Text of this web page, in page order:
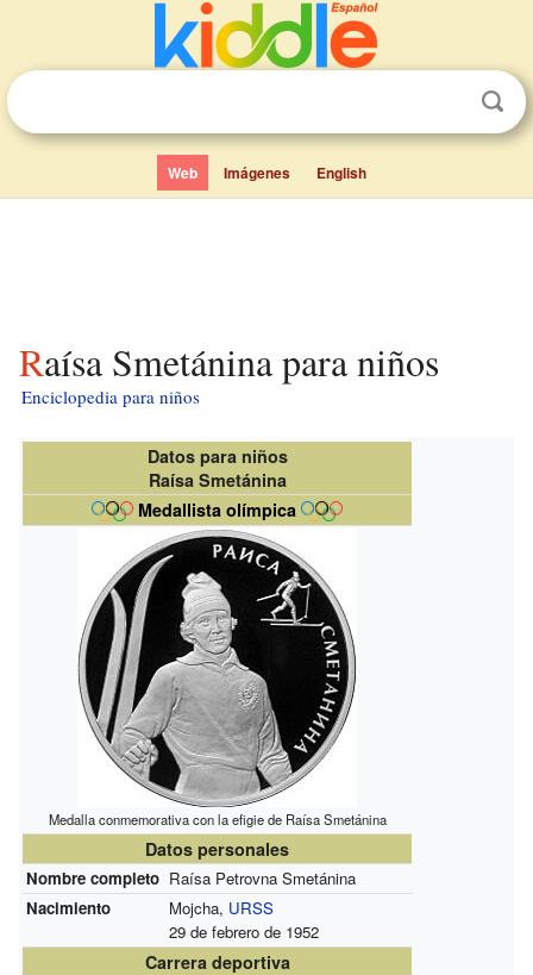
Web Imágenes English
Raísa Smetánina para niños
Enciclopedia para niños
Datos para niños
Raísa Smetánina
Medallista olímpica
Medalla conmemorativa con la efigie de Raísa Smetánina
Datos personales
Nombre completo Raísa Petrovna Smetánina
Nacimiento
Mojcha, URSS
29 de febrero de 1952
Carrera deportiva